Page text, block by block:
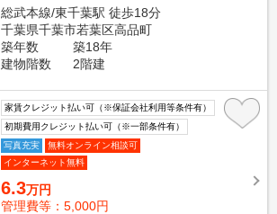
総武本線/東千葉駅 徒歩18分
千葉県千葉市若葉区高品町
築年数
築18年
建物階数
2階建
家賃クレジット払い可（※保証会社利用等条件有）
初期費用クレジット払い可（※一部条件有）
写真充実
無料オンライン相談可
インターネット無料
6.3万円
管理費等：5,000円